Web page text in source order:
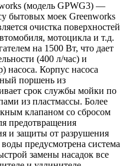
(модель GPWG3) —
бытовых моек Greenworks
очистка поверхностей
мотоцикла и т.д.
на 1500 Вт, что дает
(400 л/час) и
насоса. Корпус насоса
поршень из
срок службы мойки по
из пластмассы. Более
клапаном со сбросом
предотвращения
и защиты от разрушения
предусмотрена система
замены насадок все